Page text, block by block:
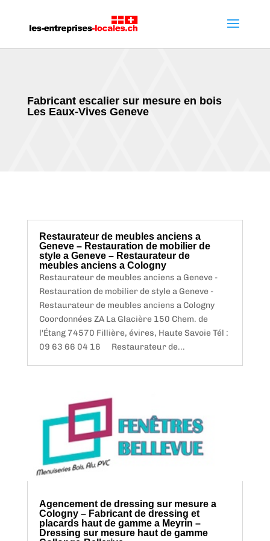
Fabricant escalier sur mesure en bois
Les Eaux-Vives Geneve
Restaurateur de meubles anciens a
Geneve – Restauration de mobilier de
style a Geneve – Restaurateur de
meubles anciens a Cologny
Restaurateur de meubles anciens a Geneve -
Restauration de mobilier de style a Geneve -
Restaurateur de meubles anciens a Cologny
Coordonnées ZA La Glacière 150 Chem. de
l'Étang 74570 Fillière, évires, Haute Savoie Tél :
09 63 66 04 16 Restaurateur de...
Agencement de dressing sur mesure a
Cologny – Fabricant de dressing et
placards haut de gamme a Meyrin –
Dressing sur mesure haut de gamme